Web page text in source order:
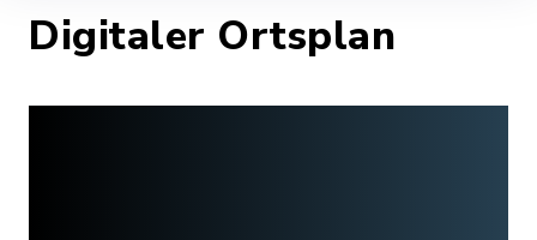
Digitaler Ortsplan